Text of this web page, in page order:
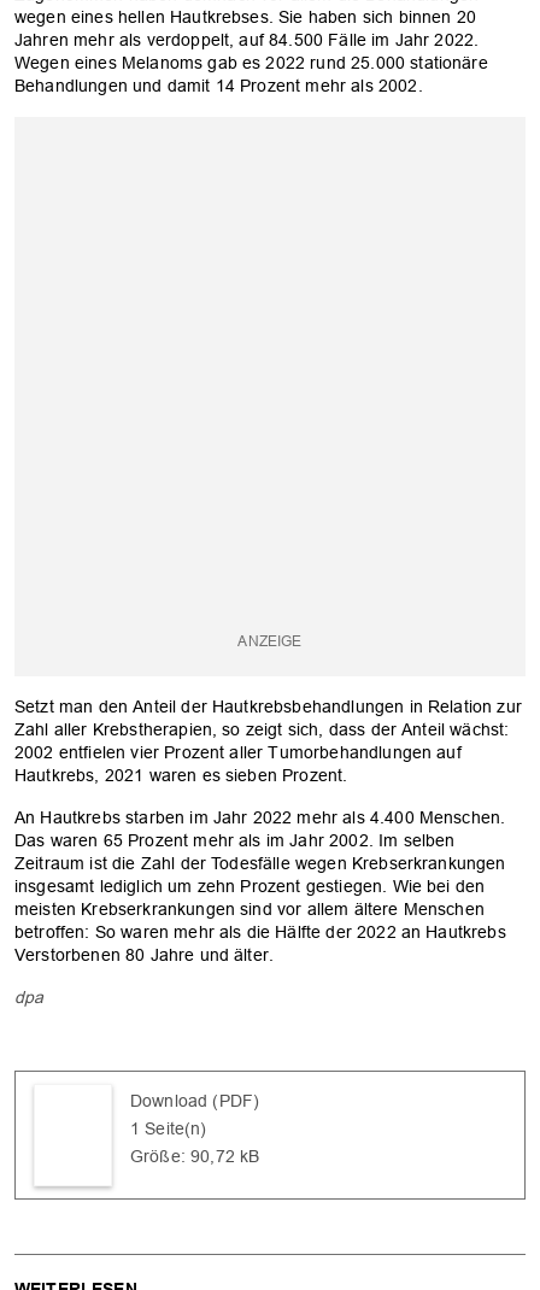
OK
wegen eines hellen Hautkrebses. Sie haben sich binnen 20
Jahren mehr als verdoppelt, auf 84.500 Fälle im Jahr 2022.
Wegen eines Melanoms gab es 2022 rund 25.000 stationäre
Behandlungen und damit 14 Prozent mehr als 2002.
Setzt man den Anteil der Hautkrebsbehandlungen in Relation zur
Zahl aller Krebstherapien, so zeigt sich, dass der Anteil wächst:
2002 entfielen vier Prozent aller Tumorbehandlungen auf
Hautkrebs, 2021 waren es sieben Prozent.
An Hautkrebs starben im Jahr 2022 mehr als 4.400 Menschen.
Das waren 65 Prozent mehr als im Jahr 2002. Im selben
Zeitraum ist die Zahl der Todesfälle wegen Krebserkrankungen
insgesamt lediglich um zehn Prozent gestiegen. Wie bei den
meisten Krebserkrankungen sind vor allem ältere Menschen
betroffen: So waren mehr als die Hälfte der 2022 an Hautkrebs
Verstorbenen 80 Jahre und älter.
dpa
Download (PDF)
1 Seite(n)
Größe: 90,72 kB